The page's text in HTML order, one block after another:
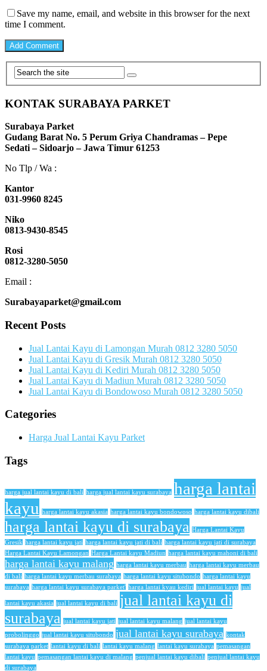
Save my name, email, and website in this browser for the next
time I comment.
KONTAK SURABAYA PARKET
Surabaya Parket
Gudang Barat No. 5 Perum Griya Chandramas – Pepe
Sedati – Sidoarjo – Jawa Timur 61253
No Tlp / Wa :
Kantor
031-9960 8245
Niko
0813-9430-8545
Rosi
0812-3280-5050
Email :
Surabayaparket@gmail.com
Recent Posts
Jual Lantai Kayu di Lamongan Murah 0812 3280 5050
Jual Lantai Kayu di Gresik Murah 0812 3280 5050
Jual Lantai Kayu di Kediri Murah 0812 3280 5050
Jual Lantai Kayu di Madiun Murah 0812 3280 5050
Jual Lantai Kayu di Bondowoso Murah 0812 3280 5050
Categories
Harga Jual Lantai Kayu Parket
Tags
harga jual lantai kayu di bali harga jual lantai kayu surabaya harga lantai
kayu harga lantai kayu akasia harga lantai kayu bondowoso harga lantai kayu dibali
harga lantai kayu di surabaya Harga Lantai Kayu
Gresik harga lantai kayu jati harga lantai kayu jati di bali harga lantai kayu jati di surabaya
Harga Lantai Kayu Lamongan Harga Lantai kayu Madiun harga lantai kayu mahoni di bali
harga lantai kayu malang harga lantai kayu merbau harga lantai kayu merbau
di bali harga lantai kayu merbau surabaya harga lantai kayu situbondo harga lantai kayu
surabaya harga lantai kayu surabaya parket' harga lantai kyau kediri jual lantai kayu jual
lantai kayu akasia jual lantai kayu di bali jual lantai kayu di
surabaya jual lantai kayu jati jual lantai kayu malang jual lantai kayu
probolinggo jual lantai kayu situbondo jual lantai kayu surabaya kontak
surabaya parket lantai kayu di bali lantai kayu malang lantai kayu surabaya pemasangan
lantai kayu pemasangan lantai kayu di malang penjual lantai kayu dibali penjual lantai kayu
di surabaya